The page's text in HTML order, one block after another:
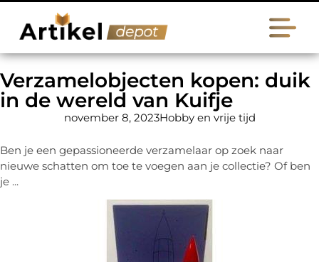
Verzamelobjecten kopen: duik
in de wereld van Kuifje
november 8, 2023Hobby en vrije tijd
Ben je een gepassioneerde verzamelaar op zoek naar
nieuwe schatten om toe te voegen aan je collectie? Of ben
je ...